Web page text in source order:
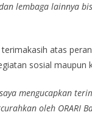
lembaga lainnya
atas
sosial maupun
mengucapkan
oleh ORARI